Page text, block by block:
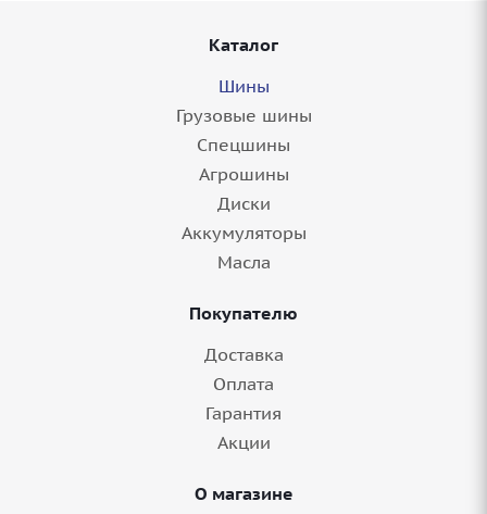
Каталог
Шины
Грузовые шины
Спецшины
Агрошины
Диски
Аккумуляторы
Масла
Покупателю
Доставка
Оплата
Гарантия
Акции
О магазине